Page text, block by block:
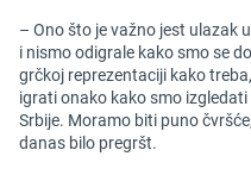
– Ono što je važno jest ulazak
i nismo odigrale kako smo se
grčkoj reprezentaciji kako
igrati onako kako smo
Srbije. Moramo biti puno
danas bilo pregršt.